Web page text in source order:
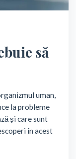
să
uman,
la probleme
și care sunt
în acest